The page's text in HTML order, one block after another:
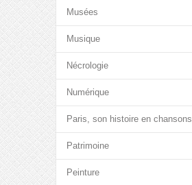
Musées
Musique
Nécrologie
Numérique
Paris, son histoire en chansons
Patrimoine
Peinture